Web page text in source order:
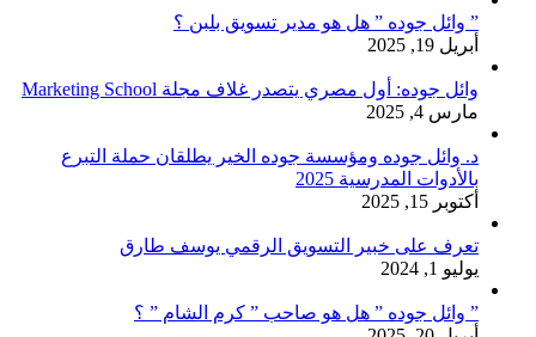
” وائل جوده ” هل هو مدير تسويق بلبن ؟
أبريل 19, 2025
وائل جوده: أول مصري يتصدر غلاف مجلة Marketing School
مارس 4, 2025
د. وائل جوده ومؤسسة جوده الخير يطلقان حملة التبرع
بالأدوات المدرسية 2025
أكتوبر 15, 2025
تعرف على خبير التسويق الرقمي يوسف طارق
يوليو 1, 2024
” وائل جوده ” هل هو صاحب ” كرم الشام ” ؟